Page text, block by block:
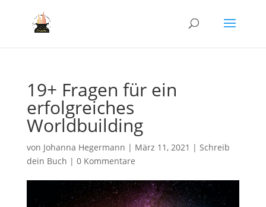
19+ Fragen für ein
erfolgreiches
Worldbuilding
von Johanna Hegermann | März 11, 2021 | Schreib
dein Buch | 0 Kommentare